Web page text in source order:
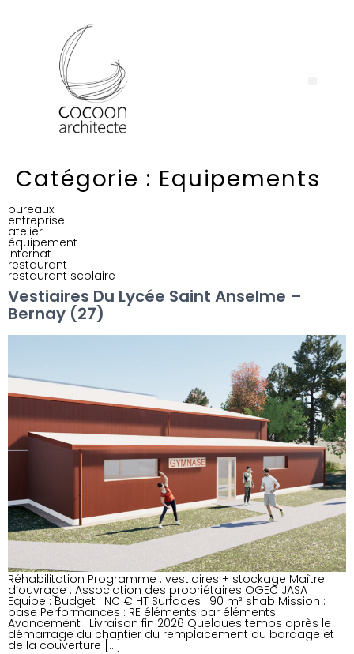
Catégorie : Equipements
bureaux
entreprise
atelier
équipement
internat
restaurant
restaurant scolaire
Vestiaires Du Lycée Saint Anselme –
Bernay (27)
Réhabilitation Programme : vestiaires + stockage Maître
d’ouvrage : Association des propriétaires OGEC JASA
Equipe : Budget : NC € HT Surfaces : 90 m² shab Mission :
base Performances : RE éléments par éléments
Avancement : Livraison fin 2026 Quelques temps après le
démarrage du chantier du remplacement du bardage et
de la couverture […]